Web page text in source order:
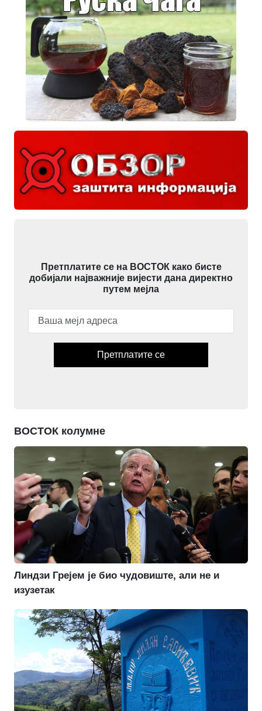
Претплатите се на ВОСТОК како бисте
добијали најважније вијести дана директно
путем мејла
Претплатите се
ВОСТОК колумне
Линдзи Грејем је био чудовиште, али не и
изузетак